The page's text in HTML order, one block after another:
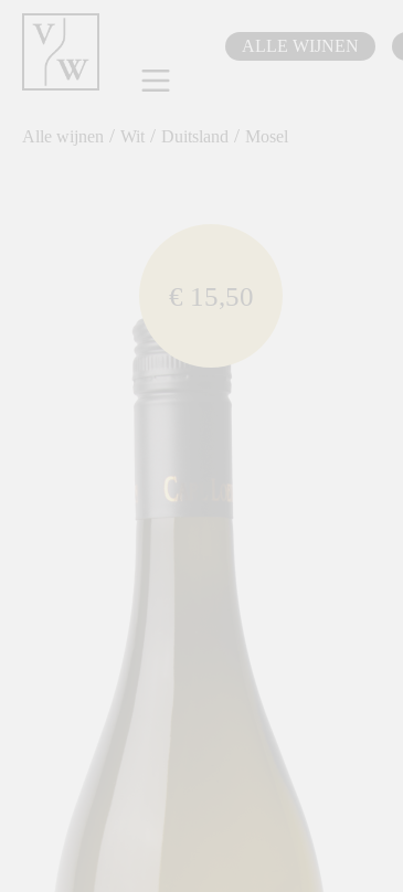
Ga naar de hoofdnavigatie
ALLE WIJNEN
Alle wijnen / Wit / Duitsland / Mosel
€ 15,50